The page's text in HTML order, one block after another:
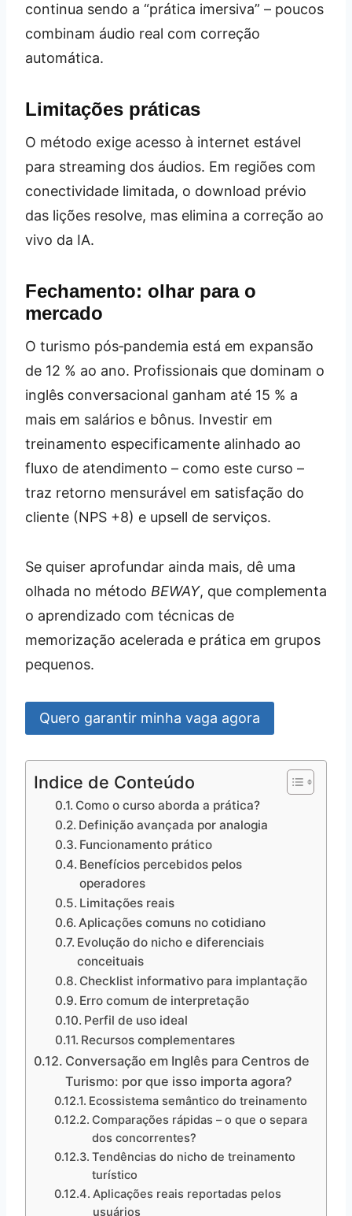
continua sendo a “prática imersiva” – poucos
combinam áudio real com correção
automática.
Limitações práticas
O método exige acesso à internet estável
para streaming dos áudios. Em regiões com
conectividade limitada, o download prévio
das lições resolve, mas elimina a correção ao
vivo da IA.
Fechamento: olhar para o
mercado
O turismo pós‑pandemia está em expansão
de 12 % ao ano. Profissionais que dominam o
inglês conversacional ganham até 15 % a
mais em salários e bônus. Investir em
treinamento especificamente alinhado ao
fluxo de atendimento – como este curso –
traz retorno mensurável em satisfação do
cliente (NPS +8) e upsell de serviços.
Se quiser aprofundar ainda mais, dê uma
olhada no método BEWAY, que complementa
o aprendizado com técnicas de
memorização acelerada e prática em grupos
pequenos.
Quero garantir minha vaga agora
Indice de Conteúdo
Como o curso aborda a prática?
Definição avançada por analogia
Funcionamento prático
Benefícios percebidos pelos
operadores
Limitações reais
Aplicações comuns no cotidiano
Evolução do nicho e diferenciais
conceituais
Checklist informativo para implantação
Erro comum de interpretação
Perfil de uso ideal
Recursos complementares
Conversação em Inglês para Centros de
Turismo: por que isso importa agora?
Ecossistema semântico do treinamento
Comparações rápidas – o que o separa
dos concorrentes?
Tendências do nicho de treinamento
turístico
Aplicações reais reportadas pelos
usuários